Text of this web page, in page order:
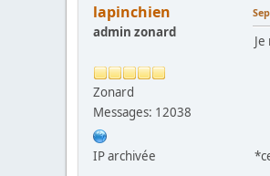
lapinchien
admin zonard
Zonard
Messages: 12038
IP archivée